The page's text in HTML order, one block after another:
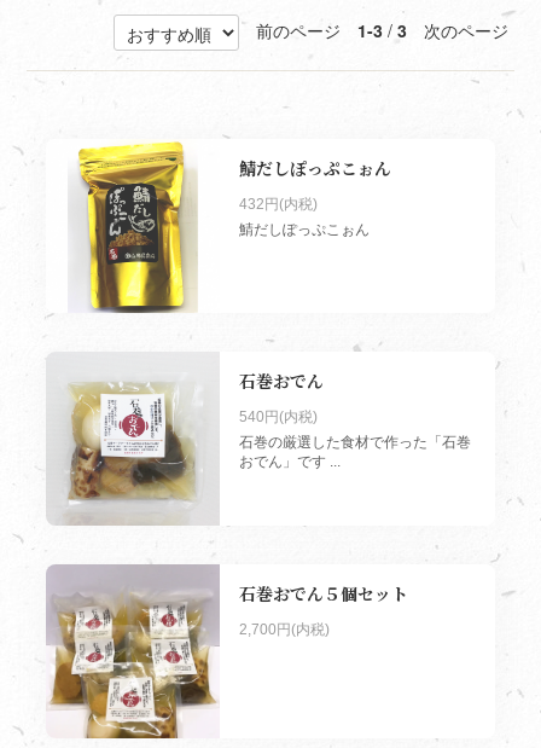
前のページ 1-3 / 3 次のページ
鯖だしぽっぷこぉん
432円(内税)
鯖だしぽっぷこぉん
石巻おでん
540円(内税)
石巻の厳選した食材で作った「石巻
おでん」です ...
石巻おでん５個セット
2,700円(内税)